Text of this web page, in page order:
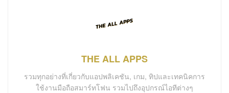
THE ALL APPS
รวมทุกอย่างที่เกี่ยวกับแอปพลิเคชัน, เกม, ทิปและเทคนิคการ
ใช้งานมือถือสมาร์ทโฟน รวมไปถึงอุปกรณ์ไอทีต่างๆ